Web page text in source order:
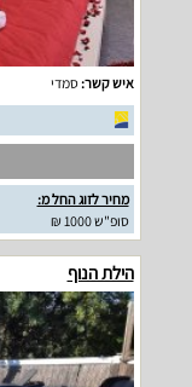
איש קשר:סמדי
מחיר לזוג החל מ:
סופ"ש 1000 ₪
הילת הנוף